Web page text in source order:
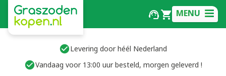
MENU
Levering door héél Nederland
Vandaag voor 13:00 uur besteld, morgen geleverd !